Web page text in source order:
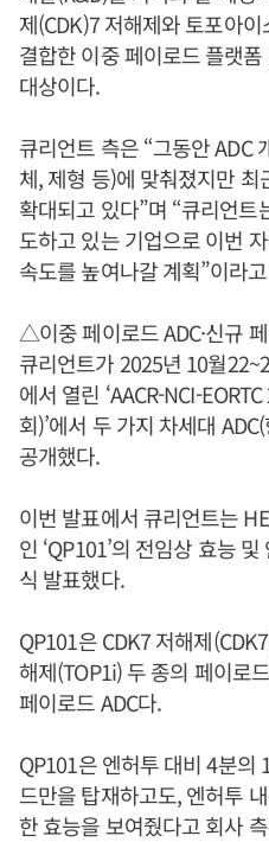
제(CDK)7 저해제와 토포아
결합한 이중 페이로드 플랫
대상이다.
큐리언트 측은 “그동안 ADC
체, 제형 등)에 맞춰졌지만
확대되고 있다”며 “큐리언
도하고 있는 기업으로 이번
속도를 높여나갈 계획”이라
△이중 페이로드 ADC·신규
큐리언트가 2025년 10월
에서 열린 ‘AACR-NCI-
회)’에서 두 가지 차세대
공개했다.
이번 발표에서 큐리언트는
인 ‘QP101’의 전임상 효능
식 발표했다.
QP101은 CDK7 저해제
해제(TOP1i) 두 종의 페이로
페이로드 ADC다.
QP101은 엔허투 대비 4분의
드만을 탑재하고도, 엔허투
한 효능을 보여줬다고 회사